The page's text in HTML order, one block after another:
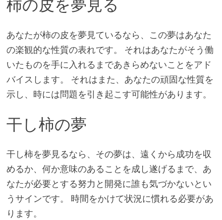
柿の皮を夢見る
あなたが柿の皮を夢見ているなら、この夢はあなた
の楽観的な性質の表れです。 それはあなたがそう働
いたものを手に入れるまであきらめないことをアド
バイスします。 それはまた、あなたの頑固な性質を
示し、時には問題を引き起こす可能性があります。
干し柿の夢
干し柿を夢見るなら、その夢は、遠くから成功を収
めるか、何か意味のあることを成し遂げるまで、あ
なたが必要とする努力と開発に誰も気づかないとい
うサインです。 時間をかけて状況に慣れる必要があ
ります。